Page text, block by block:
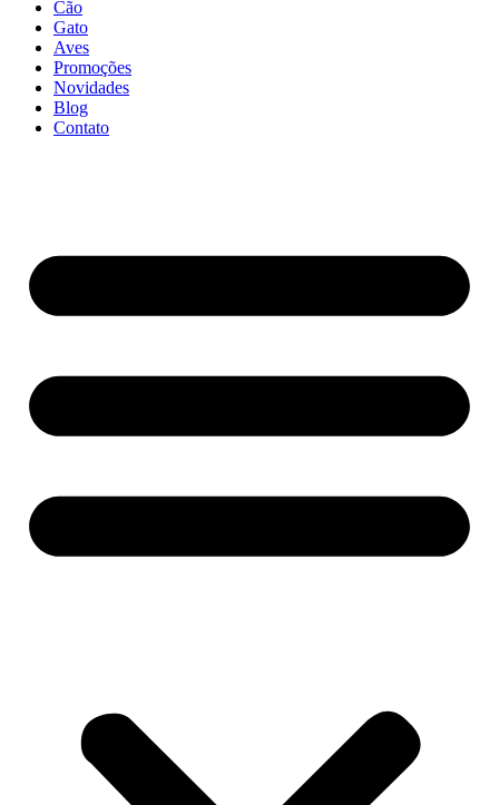
Cão
Gato
Aves
Promoções
Novidades
Blog
Contato